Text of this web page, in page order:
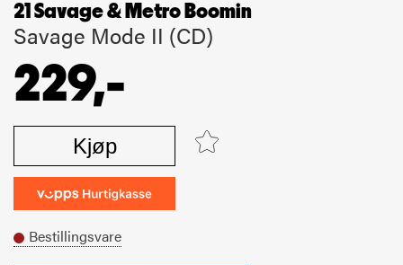
21 Savage & Metro Boomin
Savage Mode II (CD)
229,-
Kjøp
Bestillingsvare